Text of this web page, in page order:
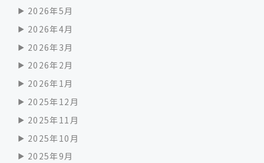
2026年5月
2026年4月
2026年3月
2026年2月
2026年1月
2025年12月
2025年11月
2025年10月
2025年9月